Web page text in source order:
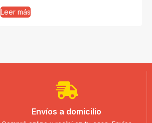
Leer más
Envíos a domicilio